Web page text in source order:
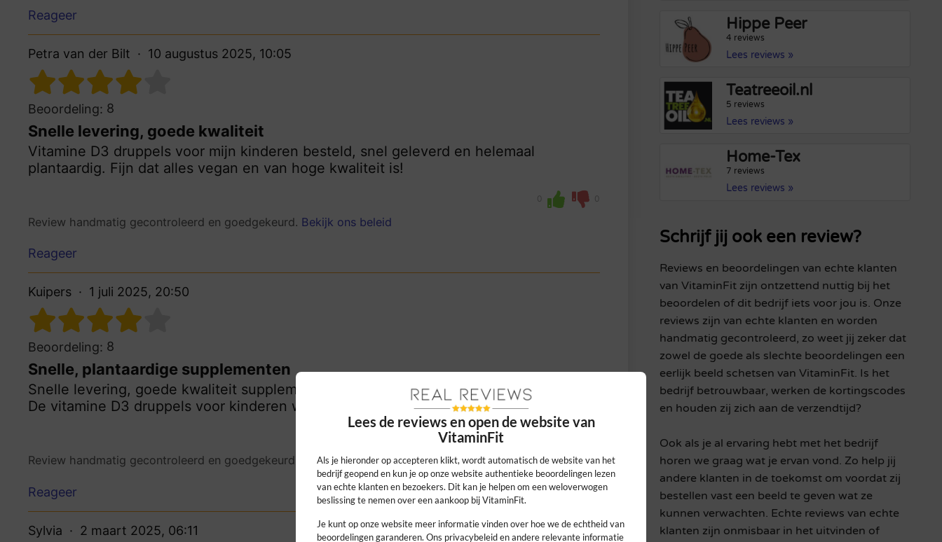
Reageer
Petra van der Bilt 10 augustus 2025, 10:05
Beoordeling: 8
Snelle levering, goede kwaliteit
Vitamine D3 druppels voor mijn kinderen besteld, snel geleverd en helemaal
plantaardig. Fijn dat alles vegan en van hoge kwaliteit is!
0 0
Review handmatig gecontroleerd en goedgekeurd. Bekijk ons beleid
Reageer
Kuipers 1 juli 2025, 20:50
Beoordeling: 8
Snelle, plantaardige supplementen
Snelle levering, goede kwaliteit supplementen en fijn dat alles volledig plantaardig is.
De vitamine D3 druppels voor kinderen werken erg prettig en betrouwbaar.
Review handmatig gecontroleerd en goedgekeurd. Bekijk ons beleid
Reageer
Sylvia 2 maart 2025, 06:11
Hippe Peer
4 reviews
Lees reviews »
Teatreeoil.nl
5 reviews
Lees reviews »
Home-Tex
7 reviews
Lees reviews »
Schrijf jij ook een review?
Reviews en beoordelingen van echte klanten
van VitaminFit zijn ontzettend nuttig bij het
beoordelen of dit bedrijf iets voor jou is. Onze
reviews zijn van echte klanten en worden
handmatig gecontroleerd, zo weet jij zeker dat
zowel de goede als slechte beoordelingen een
eerlijk beeld schetsen van VitaminFit. Is het
bedrijf betrouwbaar, werken de kortingscodes
en houden zij zich aan de verzendtijd?
Ook als je al ervaring hebt met het bedrijf
horen we graag wat je ervan vond. Zo help jij
andere klanten in de toekomst om voordat zij
bestellen vast een beeld te geven wat ze
kunnen verwachten. Echte reviews van echte
klanten zijn onmisbaar in het uitvinden of
Lees de reviews en open de website van
VitaminFit
Als je hieronder op accepteren klikt, wordt automatisch de website van het
bedrijf geopend en kun je op onze website authentieke beoordelingen lezen
van echte klanten en bezoekers. Dit kan je helpen om een weloverwogen
beslissing te nemen over een aankoop bij VitaminFit.
Je kunt op onze website meer informatie vinden over hoe we de echtheid van
beoordelingen garanderen. Ons privacybeleid en andere relevante informatie